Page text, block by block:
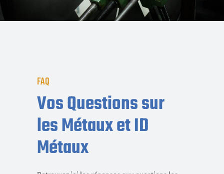
FAQ
Vos Questions sur
les Métaux et ID
Métaux